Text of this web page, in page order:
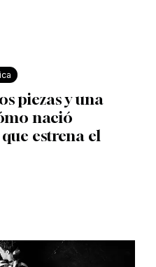
piezas y una
nació
estrena el